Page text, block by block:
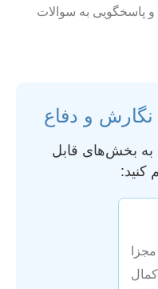
و پاسخگویی به سوالات
نگارش و دفاع
به بخش‌های قابل
کنید:
کمال